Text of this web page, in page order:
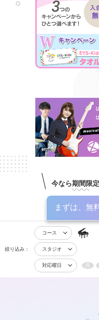
今なら期間限
まずは、無
絞り込み：
コース
スタジオ
対応曜日